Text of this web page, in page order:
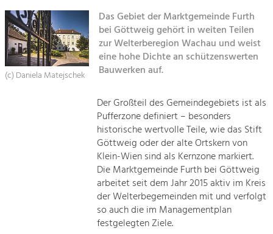
Impressum
Sitemap
Kontakt
Land- & Forstwirtschaft
Bewirtschaftung und Pflege der
Kulturlandschaft.
Tourismus
Angebotsentwicklung und
Kunst & Kultur
Handwerk, Wissenschaft und Forschung.
Soziales, Bildung &
Gleichberechtigung, Jugend und
Mobilität & Energie
(c) Daniela Matejschek
Das Gebiet der Marktgemeinde Furth
bei Göttweig gehört in weiten Teilen
zur Welterberegion Wachau und weist
eine hohe Dichte an schützenswerten
Bauwerken auf.
Der Großteil des Gemeindegebiets ist als
Pufferzone definiert – besonders
historische wertvolle Teile, wie das Stift
Göttweig oder der alte Ortskern von
Klein-Wien sind als Kernzone markiert.
Die Marktgemeinde Furth bei Göttweig
arbeitet seit dem Jahr 2015 aktiv im Kreis
der Welterbegemeinden mit und verfolgt
so auch die im Managementplan
festgelegten Ziele.